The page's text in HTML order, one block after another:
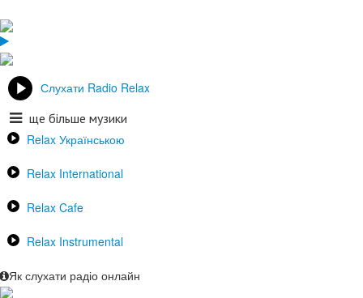
Слухати Radio Relax
ще більше музики
Relax Українською
Relax International
Relax Cafe
Relax Instrumental
Як слухати радіо онлайн